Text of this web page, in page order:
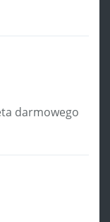
darmowego